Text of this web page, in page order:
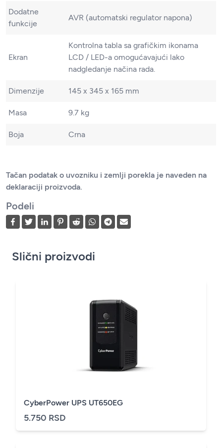
Dodatne
funkcije
AVR (automatski regulator napona)
Ekran
Kontrolna tabla sa grafičkim ikonama
LCD / LED-a omogućavajući lako
nadgledanje načina rada.
Dimenzije 145 x 345 x 165 mm
Masa 9.7 kg
Boja Crna
Tačan podatak o uvozniku i zemlji porekla je naveden na
deklaraciji proizvoda.
Podeli
Slični proizvodi
CyberPower UPS UT650EG
5.750 RSD